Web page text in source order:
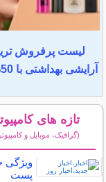
لیست پرفروش
آرایشی بهداشتی با 50% تخفیف
تازه های
(گرافیک، موبایل و
ویژگی
پست